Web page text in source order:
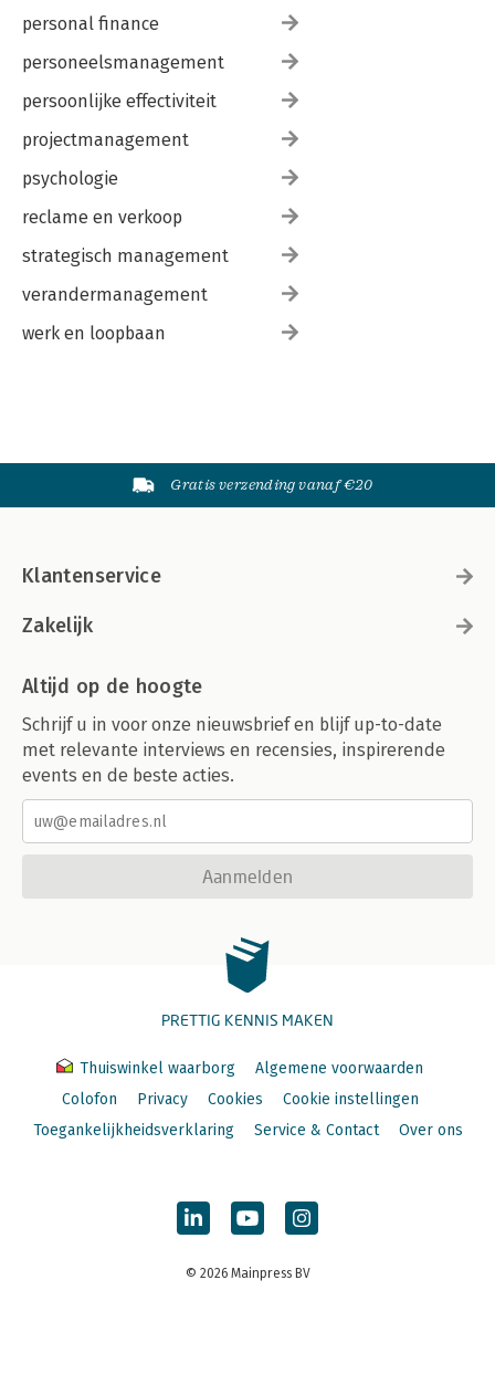
personal finance
personeelsmanagement
persoonlijke effectiviteit
projectmanagement
psychologie
reclame en verkoop
strategisch management
verandermanagement
werk en loopbaan
Gratis verzending vanaf €20
Klantenservice
Zakelijk
Altijd op de hoogte
Schrijf u in voor onze nieuwsbrief en blijf up-to-date
met relevante interviews en recensies, inspirerende
events en de beste acties.
Aanmelden
PRETTIG KENNIS MAKEN
Thuiswinkel waarborg
Algemene voorwaarden
Colofon
Privacy Cookies
Cookie instellingen
Toegankelijkheidsverklaring
Service & Contact Over ons
© 2026 Mainpress BV